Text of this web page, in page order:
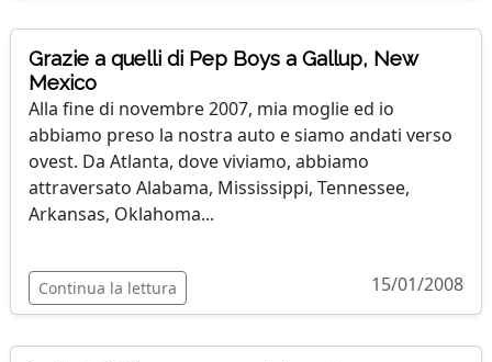
Grazie a quelli di Pep Boys a Gallup, New
Mexico
Alla fine di novembre 2007, mia moglie ed io
abbiamo preso la nostra auto e siamo andati verso
ovest. Da Atlanta, dove viviamo, abbiamo
attraversato Alabama, Mississippi, Tennessee,
Arkansas, Oklahoma...
Continua la lettura 15/01/2008